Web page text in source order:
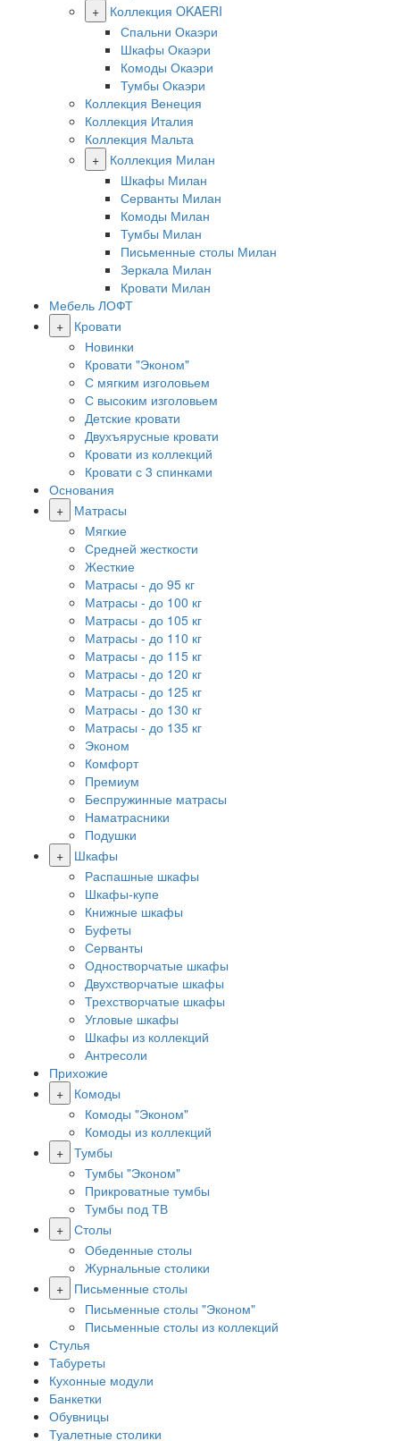
+
Коллекция OKAERI
Спальни Окаэри
Шкафы Окаэри
Комоды Окаэри
Тумбы Окаэри
Коллекция Венеция
Коллекция Италия
Коллекция Мальта
+
Коллекция Милан
Шкафы Милан
Серванты Милан
Комоды Милан
Тумбы Милан
Письменные столы Милан
Зеркала Милан
Кровати Милан
Мебель ЛОФТ
+
Кровати
Новинки
Кровати "Эконом"
С мягким изголовьем
С высоким изголовьем
Детские кровати
Двухъярусные кровати
Кровати из коллекций
Кровати с 3 спинками
Основания
+
Матрасы
Мягкие
Средней жесткости
Жесткие
Матрасы - до 95 кг
Матрасы - до 100 кг
Матрасы - до 105 кг
Матрасы - до 110 кг
Матрасы - до 115 кг
Матрасы - до 120 кг
Матрасы - до 125 кг
Матрасы - до 130 кг
Матрасы - до 135 кг
Эконом
Комфорт
Премиум
Беспружинные матрасы
Наматрасники
Подушки
+
Шкафы
Распашные шкафы
Шкафы-купе
Книжные шкафы
Буфеты
Серванты
Одностворчатые шкафы
Двухстворчатые шкафы
Трехстворчатые шкафы
Угловые шкафы
Шкафы из коллекций
Антресоли
Прихожие
+
Комоды
Комоды "Эконом"
Комоды из коллекций
+ Тумбы
Тумбы "Эконом"
Прикроватные тумбы
Тумбы под ТВ
+ Столы
Обеденные столы
Журнальные столики
+
Письменные столы
Письменные столы "Эконом"
Письменные столы из коллекций
Стулья
Табуреты
Кухонные модули
Банкетки
Обувницы
Туалетные столики